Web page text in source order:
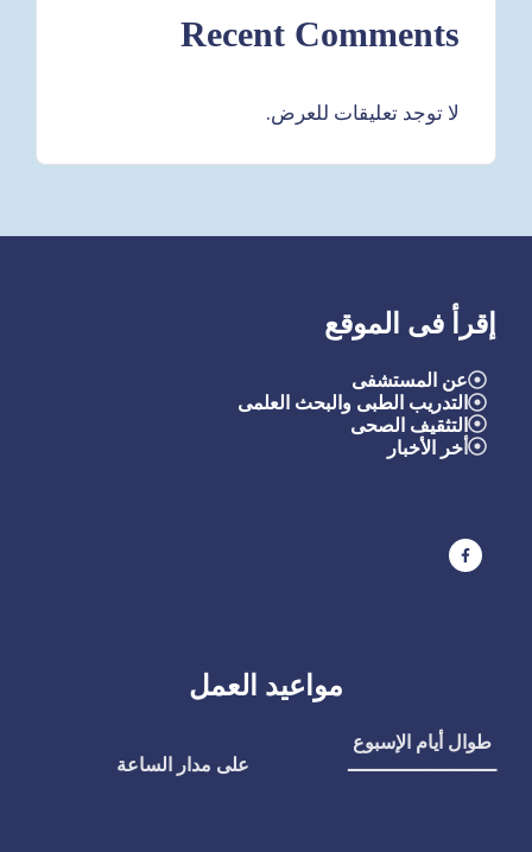
Recent Comments
لا توجد تعليقات للعرض.
إقرأ فى الموقع
عن المستشفى
التدريب الطبى والبحث العلمى
التثقيف الصحى
خر الأخبار
مواعيد العمل
طوال أيام الإسبوع
ـــــــــــــــــــــــــ
على مدار الساعة